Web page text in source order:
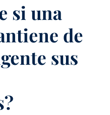
si una
de
sus